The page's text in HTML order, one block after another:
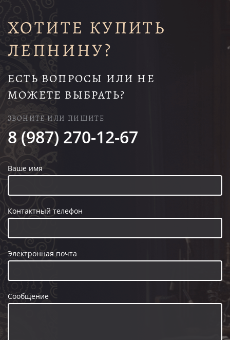
ХОТИТЕ КУПИТЬ
ЛЕПНИНУ?
ЕСТЬ ВОПРОСЫ ИЛИ НЕ
МОЖЕТЕ ВЫБРАТЬ?
ЗВОНИТЕ ИЛИ ПИШИТЕ
8 (987) 270-12-67
Ваше имя
Контактный телефон
Электронная почта
Сообщение